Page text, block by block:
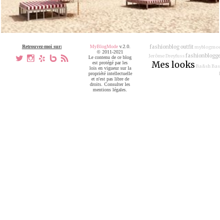
Retrouvez-moi sur:
a x h V ,
fashionblog outfit
Jerôme Dreyfuss
Mes looks Ba&sh
MyBlogModev.2.0.
© 2011-2021
Le contenu de ce blog
est protégé par les
lois en vigueur sur la
propriété intellectuelle
et n'est pas libre de
droits. Consulter les
mentions légales.